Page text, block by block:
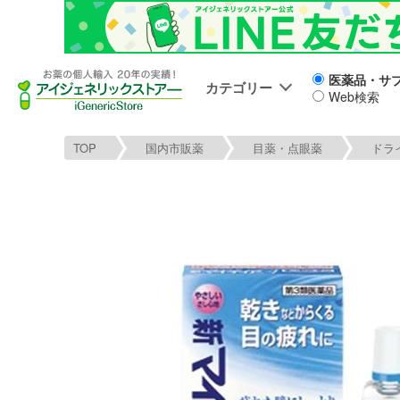
カテゴリー
医薬品・サ
Web検索
TOP 国内市販薬 目薬・点眼薬 ドラ